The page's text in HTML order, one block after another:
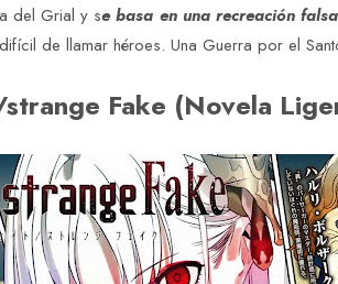
del Grial y se basa en una recreación
de llamar héroes. Una Guerra por el
Fake (Novela